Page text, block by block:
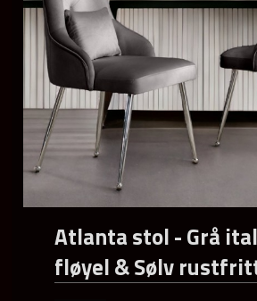
Atlanta stol - Grå
fløyel & Sølv